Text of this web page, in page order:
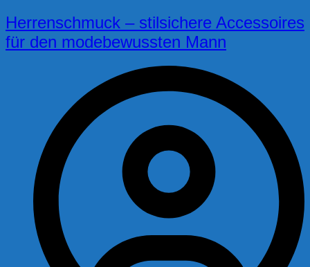
Herrenschmuck – stilsichere Accessoires
für den modebewussten Mann